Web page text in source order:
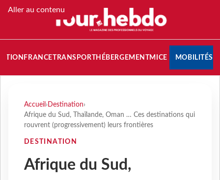
Aller au contenu
FRANCETRANSPORT HÉBERGEMENTMICE MOBILITÉS
Accueil › Destination›
Afrique du Sud, Thaïlande, Oman … Ces destinations qui
rouvrent (progressivement) leurs frontières
DESTINATION
Afrique du Sud,